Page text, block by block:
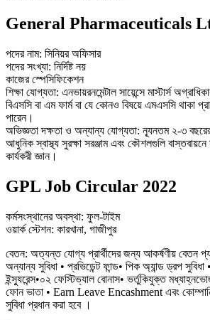
General Pharmaceuticals
পদের নাম: সিনিয়র অফিসার
পদের সংখ্যা: নির্দিষ্ট নয়
কাজের স্পেসিফিকেশন
শিক্ষা যোগ্যতা: এনভায়রনমেন্টাল সায়েন্সে মাস্টার্স
বিএসসি বা এম ফার্ম বা যে কোনও বিষয়ে এমএসসি থাকা
পারেন।
অভিজ্ঞতা দক্ষতা ও অন্যান্য যোগ্যতা: ন্যূনতম ২-৩
আধুনিক স্বাস্থ্য সুরক্ষা সরঞ্জাম এবং কৌশলগুলি বাস্তবায়নে
কার্যকরী জ্ঞান।
GPL Job Circular 2022
কর্মসংস্থানের অবস্থা: ফুল-টাইম
ওয়ার্ক স্টেশন: কারখানা, গাজীপুর
বেতন: অত্যন্ত যোগ্য প্রার্থীদের জন্য আকর্ষণীয় বেতন
অন্যান্য সুবিধা • প্রভিডেন্ট ফান্ড• পিক অ্যান্ড ড্রপ
ইন্স্যুরেন্স•০২ ফেস্টিভ্যাল বোনাস• ভর্তুকিযুক্ত
ফোন ভাতা • Earn Leave Encashment এবং
সুবিধা প্রধান করা হবে ।